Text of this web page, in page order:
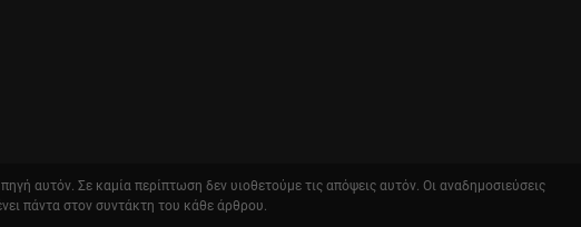
αυτόν. Σε καμία περίπτωση δεν υιοθετούμε τις απόψεις αυτόν. Οι αναδημοσιεύσεις
πάντα στον συντάκτη του κάθε άρθρου.